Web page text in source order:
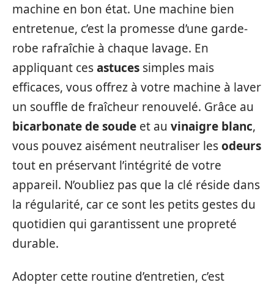
machine en bon état. Une machine bien
entretenue, c’est la promesse d’une garde-
robe rafraîchie à chaque lavage. En
appliquant cesastuces simples mais
efficaces, vous offrez à votre machine à laver
un souffle de fraîcheur renouvelé. Grâce au
bicarbonate de soude et au vinaigre blanc,
vous pouvez aisément neutraliser lesodeurs
tout en préservant l’intégrité de votre
appareil. N’oubliez pas que la clé réside dans
la régularité, car ce sont les petits gestes du
quotidien qui garantissent une propreté
durable.
Adopter cette routine d’entretien, c’est